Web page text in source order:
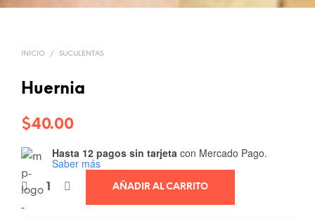
INICIO / SUCULENTAS
Huernia
$40.00
Hasta 12 pagos sin tarjeta con Mercado Pago.
Saber más
AÑADIR AL CARRITO